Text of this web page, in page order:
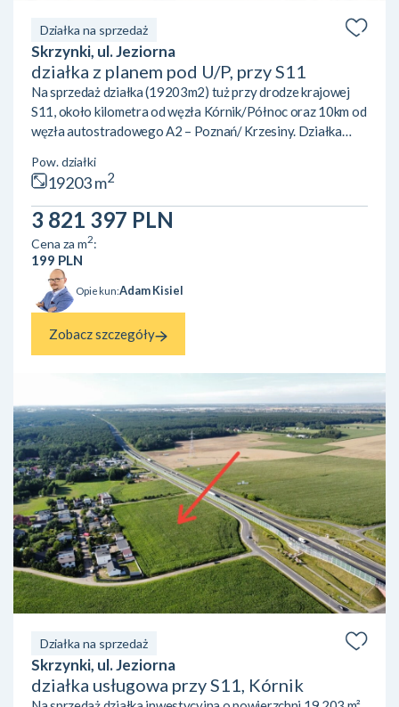
Działka na sprzedaż
Skrzynki, ul. Jeziorna
działka z planem pod U/P, przy S11
Na sprzedaż działka (19203m2) tuż przy drodze krajowej
S11, około kilometra od węzła Kórnik/Północ oraz 10km od
węzła autostradowego A2 – Poznań/ Krzesiny. Działka
objęty jest miejscowym planem zagospodarowania
przestrzennego (symbol U/P) i przeznaczony jest pod
zabudowę uslugową z obiektami produkcyjnymi, składami i
magazynami.Najważniejsze parametry dopuszczalnej
zabudowy:– maksymalna powierzchnia zabudowy to 40%,
cz...
Pow. działki
19203 m2
3 821 397 PLN
Cena za m2:
199 PLN
Opiekun:Adam Kisiel
Zobacz szczegóły
Działka na sprzedaż
Skrzynki, ul. Jeziorna
działka usługowa przy S11, Kórnik